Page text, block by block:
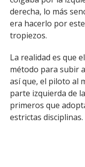
derecha, lo más
era hacerlo por
tropiezos.
La realidad es que
método para subir
así que, el piloto al
parte izquierda de
primeros que
estrictas disciplinas.